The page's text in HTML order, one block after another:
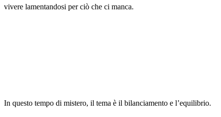
vivere lamentandosi per ciò che ci manca.
In questo tempo di mistero, il tema è il bilanciamento e l’equilibrio.